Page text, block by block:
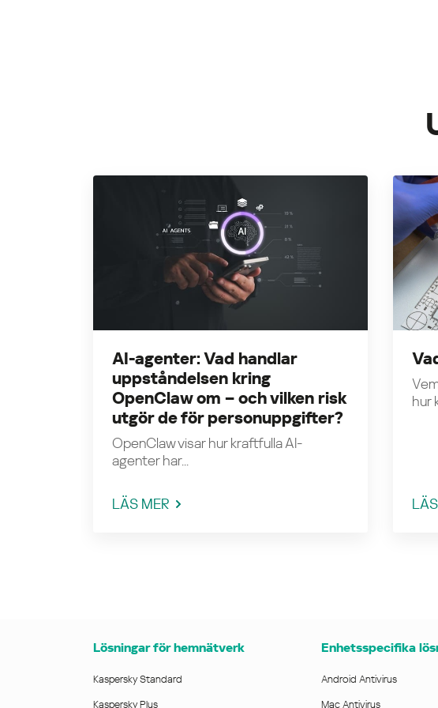
AI-agenter: Vad handlar
uppståndelsen kring
OpenClaw om – och vilken risk
utgör de för personuppgifter?
OpenClaw visar hur kraftfulla AI-
agenter har...
LÄS MER
hur
Lösningar för hemnätverk
Kaspersky Standard
Kaspersky Plus
Enhetsspecifika
Android Antivirus
Mac Antivirus